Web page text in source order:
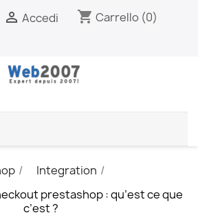
 Accedi shopping_cart Carrello (0)
Integration
prestashop : qu’est ce que
c’est ?